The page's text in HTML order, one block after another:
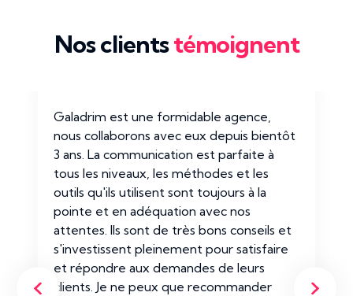
Nos clientstémoignent
Galadrim est une formidable agence,
nous collaborons avec eux depuis bientôt
3 ans. La communication est parfaite à
tous les niveaux, les méthodes et les
outils qu'ils utilisent sont toujours à la
pointe et en adéquation avec nos
attentes. Ils sont de très bons conseils et
s'investissent pleinement pour satisfaire
et répondre aux demandes de leurs
clients. Je ne peux que recommander